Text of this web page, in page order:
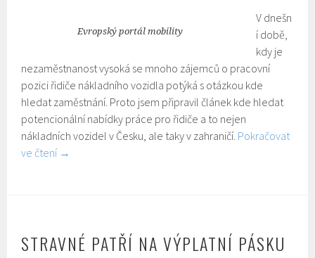
Evropský portál mobility
V dnešn
í době,
kdy je
nezaměstnanost vysoká se mnoho zájemců o pracovní
pozici řidiče nákladního vozidla potýká s otázkou kde
hledat zaměstnání. Proto jsem připravil článek kde hledat
potencionální nabídky práce pro řidiče a to nejen
nákladních vozidel v Česku, ale taky v zahraničí. Pokračovat
ve čtení →
STRAVNÉ PATŘÍ NA VÝPLATNÍ PÁSKU